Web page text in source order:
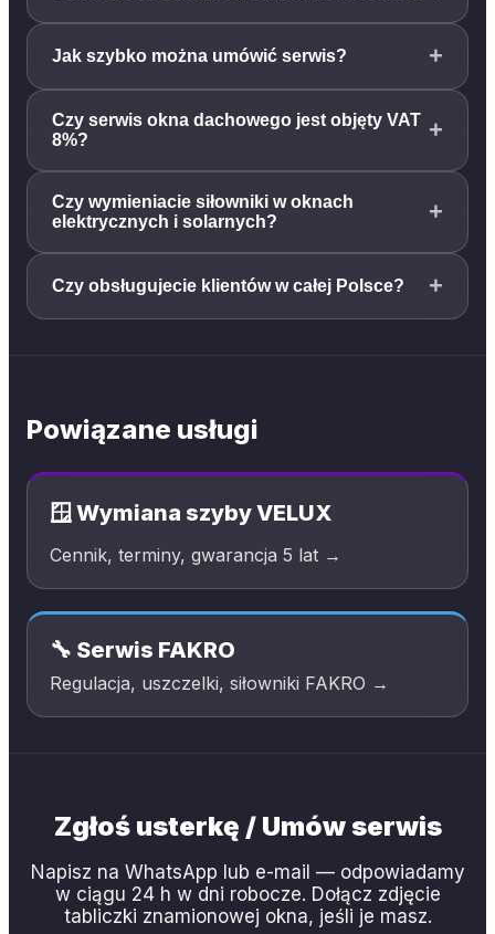
Jak szybko można umówić serwis? +
Czy serwis okna dachowego jest objęty VAT
8%?
+
Czy wymieniacie siłowniki w oknach
elektrycznych i solarnych?
+
Czy obsługujecie klientów w całej Polsce? +
Powiązane usługi
🪟 Wymiana szyby VELUX
Cennik, terminy, gwarancja 5 lat →
🔧 Serwis FAKRO
Regulacja, uszczelki, siłowniki FAKRO →
Zgłoś usterkę / Umów serwis
Napisz na WhatsApp lub e-mail — odpowiadamy
w ciągu 24 h w dni robocze. Dołącz zdjęcie
tabliczki znamionowej okna, jeśli je masz.